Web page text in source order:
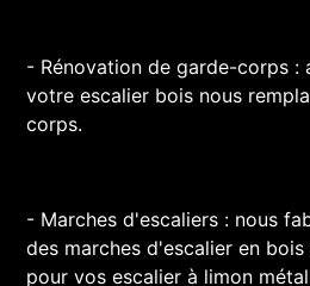
- Rénovation de garde-corps :
votre escalier bois nous
corps.
- Marches d'escaliers : nous
des marches d'escalier en
pour vos escalier à limon